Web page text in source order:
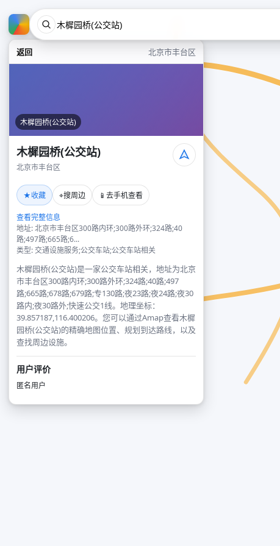
返回 北京市丰台区
木樨园桥(公交站)
木樨园桥(公交站)
北京市丰台区
★收藏 ⌖搜周边 📱 去手机查看
查看完整信息
地址: 北京市丰台区300路内环;300路外环;324路;40
路;497路;665路;6...
类型: 交通设施服务;公交车站;公交车站相关
木樨园桥(公交站)是一家公交车站相关，地址为北京
市丰台区300路内环;300路外环;324路;40路;497
路;665路;678路;679路;专130路;夜23路;夜24路;夜30
路内;夜30路外;快速公交1线。地理坐标：
39.857187,116.400206。您可以通过Amap查看木樨
园桥(公交站)的精确地图位置、规划到达路线，以及
查找周边设施。
用户评价
匿名用户